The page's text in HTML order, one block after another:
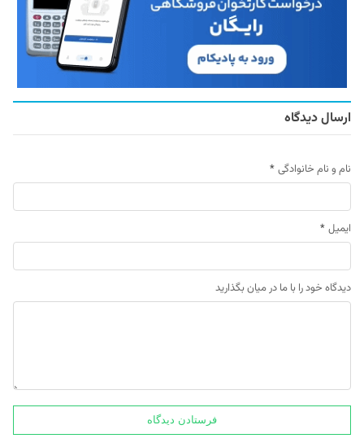
ارسال دیدگاه
نام و نام خانوادگی *
ایمیل *
دیدگاه خود را با ما در میان بگذارید